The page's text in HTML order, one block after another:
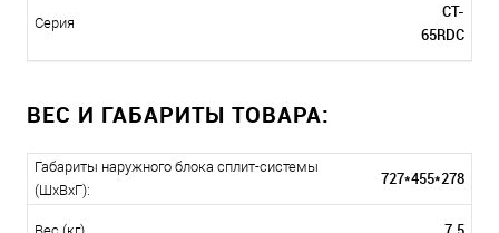
Серия
CT-
65RDC
ВЕС И ГАБАРИТЫ ТОВАРА:
Габариты наружного блока сплит-системы
(ШxВxГ):
727*455*278